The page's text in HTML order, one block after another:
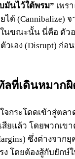
มันไว้ใต้พรม” เพร
ได้ (Cannibalize)
นขณะนั้น นี่คือ ตัว
วเอง (Disrupt) ก่
ลที่เดินหมาก
จกระโดดเข้าสู่ตล
สียแล้ว โดยพวกเขา
ซึ่งต่างจาก
โดยต้องสู้กับยักษ์